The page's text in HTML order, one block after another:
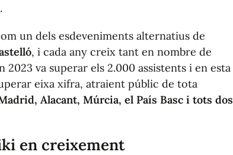
un dels esdeveniments alternatius de
, i cada any creix tant en nombre de
va superar els 2.000 assistents i en esta
eixa xifra, atraient públic de tota
Alacant, Múrcia, el País Basc i tots dos
en creixement